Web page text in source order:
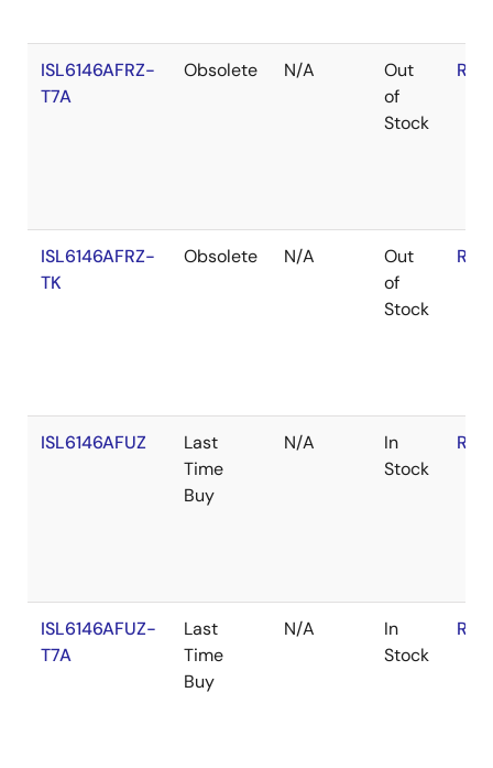
ISL6146AFRZ-
T7A
Obsolete N/A
Out
of
Stock
ISL6146AFRZ-
TK
Obsolete N/A
Out
of
Stock
ISL6146AFUZ
Last
Time
Buy
N/A
In
Stock
ISL6146AFUZ-
T7A
Last
Time
Buy
N/A
In
Stock